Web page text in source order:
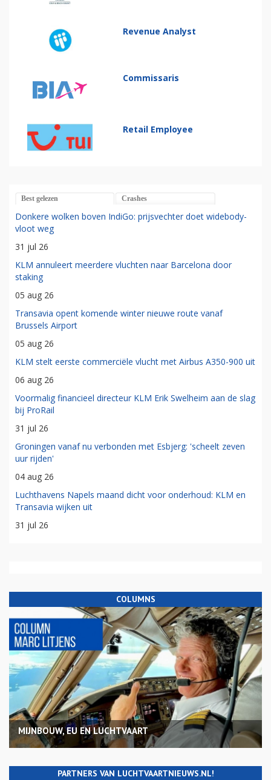
Revenue Analyst
Commissaris
Retail Employee
Best gelezen Crashes
Donkere wolken boven IndiGo: prijsvechter doet widebody-
vloot weg
31 jul 26
KLM annuleert meerdere vluchten naar Barcelona door
staking
05 aug 26
Transavia opent komende winter nieuwe route vanaf
Brussels Airport
05 aug 26
KLM stelt eerste commerciële vlucht met Airbus A350-900 uit
06 aug 26
Voormalig financieel directeur KLM Erik Swelheim aan de slag
bij ProRail
31 jul 26
Groningen vanaf nu verbonden met Esbjerg: 'scheelt zeven
uur rijden'
04 aug 26
Luchthavens Napels maand dicht voor onderhoud: KLM en
Transavia wijken uit
31 jul 26
COLUMNS
MIJNBOUW, EU EN LUCHTVAART
PARTNERS VAN LUCHTVAARTNIEUWS.NL!